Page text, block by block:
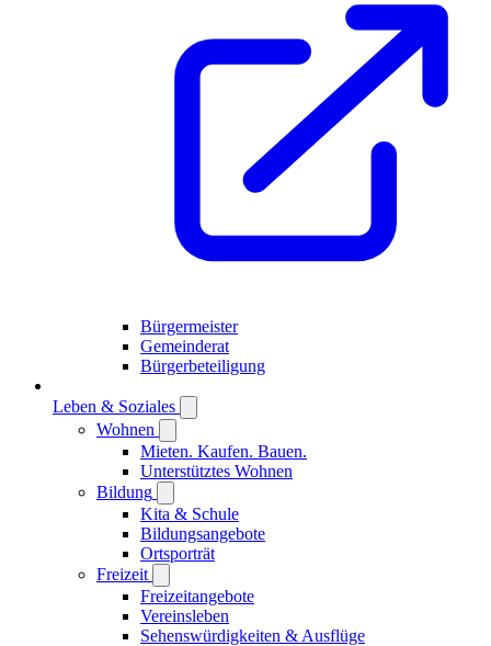
Bürgermeister
Gemeinderat
Bürgerbeteiligung
Leben & Soziales
Wohnen
Mieten. Kaufen. Bauen.
Unterstütztes Wohnen
Bildung
Kita & Schule
Bildungsangebote
Ortsporträt
Freizeit
Freizeitangebote
Vereinsleben
Sehenswürdigkeiten & Ausflüge